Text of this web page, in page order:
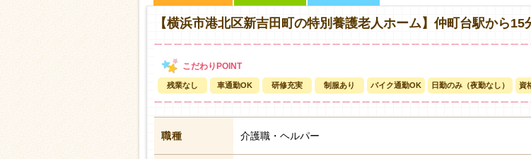
【横浜市港北区新吉田町の特別養護老人ホーム】仲町台駅から15
残業なし 車通勤OK 研修充実 制服あり バイク通勤OK 日勤のみ（夜勤なし） 資
職種 介護職・ヘルパー